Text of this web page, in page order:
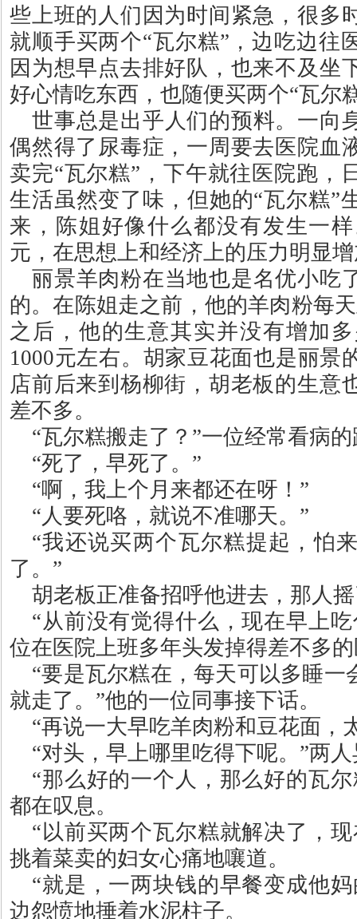
些上班的人们因为时间紧急，很多
就顺手买两个“瓦尔糕” ，边吃边往
因为想早点去排好队，也来不及坐
好心情吃东西，也随便买两个“瓦尔
世事总是出乎人们的预料。一向
偶然得了尿毒症，一周要去医院血
卖完“瓦尔糕” ，下午就往医院跑，
生活虽然变了味，但她的“瓦尔糕”
来，陈姐好像什么都没有发生一
元，在思想上和经济上的压力明显
丽景羊肉粉在当地也是名优小吃
的。在陈姐走之前，他的羊肉粉每
之后，他的生意其实并没有增加
1000元左右。胡家豆花面也是丽景
店前后来到杨柳街，胡老板的生意
差不多。
“瓦尔糕搬走了？ ”一位经常看病
“死了，早死了。 ”
“啊，我上个月来都还在呀！ ”
“ 人要死咯，就说不准哪天。 ”
“我还说买两个瓦尔糕提起，怕
了。 ”
胡老板正准备招呼他进去，那人
“从前没有觉得什么，现在早上
位在医院上班多年头发掉得差不多
“要是瓦尔糕在，每天可以多睡一
就走了。 ”他的一位同事接下话。
“再说一大早吃羊肉粉和豆花面，
“对头，早上哪里吃得下呢。 ”两
“那么好的一个人，那么好的瓦
都在叹息。
“ 以前买两个瓦尔糕就解决了，
挑着菜卖的妇女心痛地嚷道。
“就是，一两块钱的早餐变成他
边怨愤地捶着水泥柱子。